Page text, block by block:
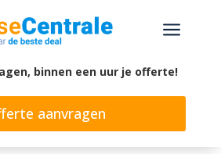
a
binnen een uur je offerte!
aanvragen